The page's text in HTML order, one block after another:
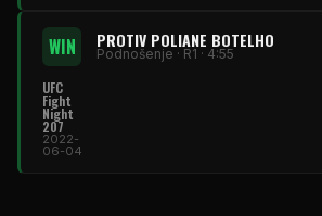
WIN PROTIV POLIANE BOTELHO
Podnošenje · R1 · 4:55
UFC
Fight
Night
207
2022-
06-04